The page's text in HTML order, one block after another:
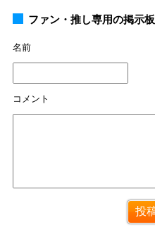
ファン・推し専用の掲示板
名前
コメント